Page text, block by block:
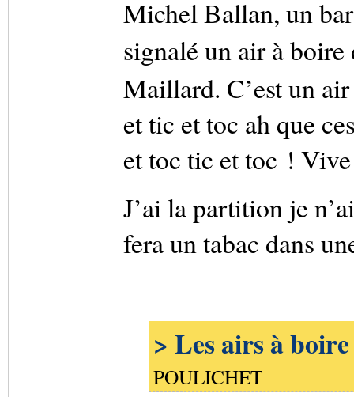
Michel Ballan, un
signalé un air à
Maillard. C’est un
et tic et toc ah que
et toc tic et toc !
J’ai la partition je
fera un tabac dans
> Les airs à
POULICHET